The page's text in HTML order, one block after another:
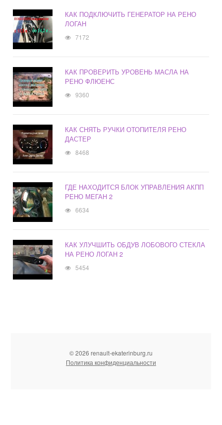
КАК ПОДКЛЮЧИТЬ ГЕНЕРАТОР НА РЕНО
ЛОГАН
7172
КАК ПРОВЕРИТЬ УРОВЕНЬ МАСЛА НА
РЕНО ФЛЮЕНС
9360
КАК СНЯТЬ РУЧКИ ОТОПИТЕЛЯ РЕНО
ДАСТЕР
8468
ГДЕ НАХОДИТСЯ БЛОК УПРАВЛЕНИЯ АКПП
РЕНО МЕГАН 2
6634
КАК УЛУЧШИТЬ ОБДУВ ЛОБОВОГО СТЕКЛА
НА РЕНО ЛОГАН 2
5454
© 2026 renault-ekaterinburg.ru
Политика конфиденциальности